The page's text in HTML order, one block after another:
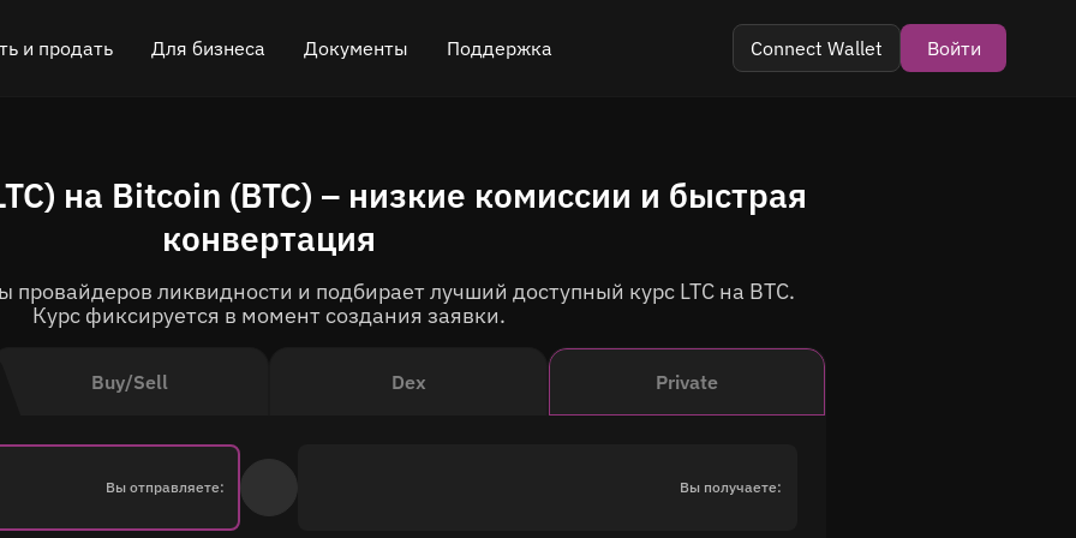
и продать
криптовалюту
Для бизнеса
API для обмена
Виджет для обмена
Кэшбэк
Документы
Блог
Как это работает
Roadmap
Поддержка
Онлайн-чат
Connect Wallet Войти
Buy/Sell Dex Private
Вы отправляете: Вы получаете:
на Bitcoin (BTC) – низкие комиссии и быстрая
конвертация
провайдеров ликвидности и подбирает лучший доступный курс LTC на BTC.
Курс фиксируется в момент создания заявки.